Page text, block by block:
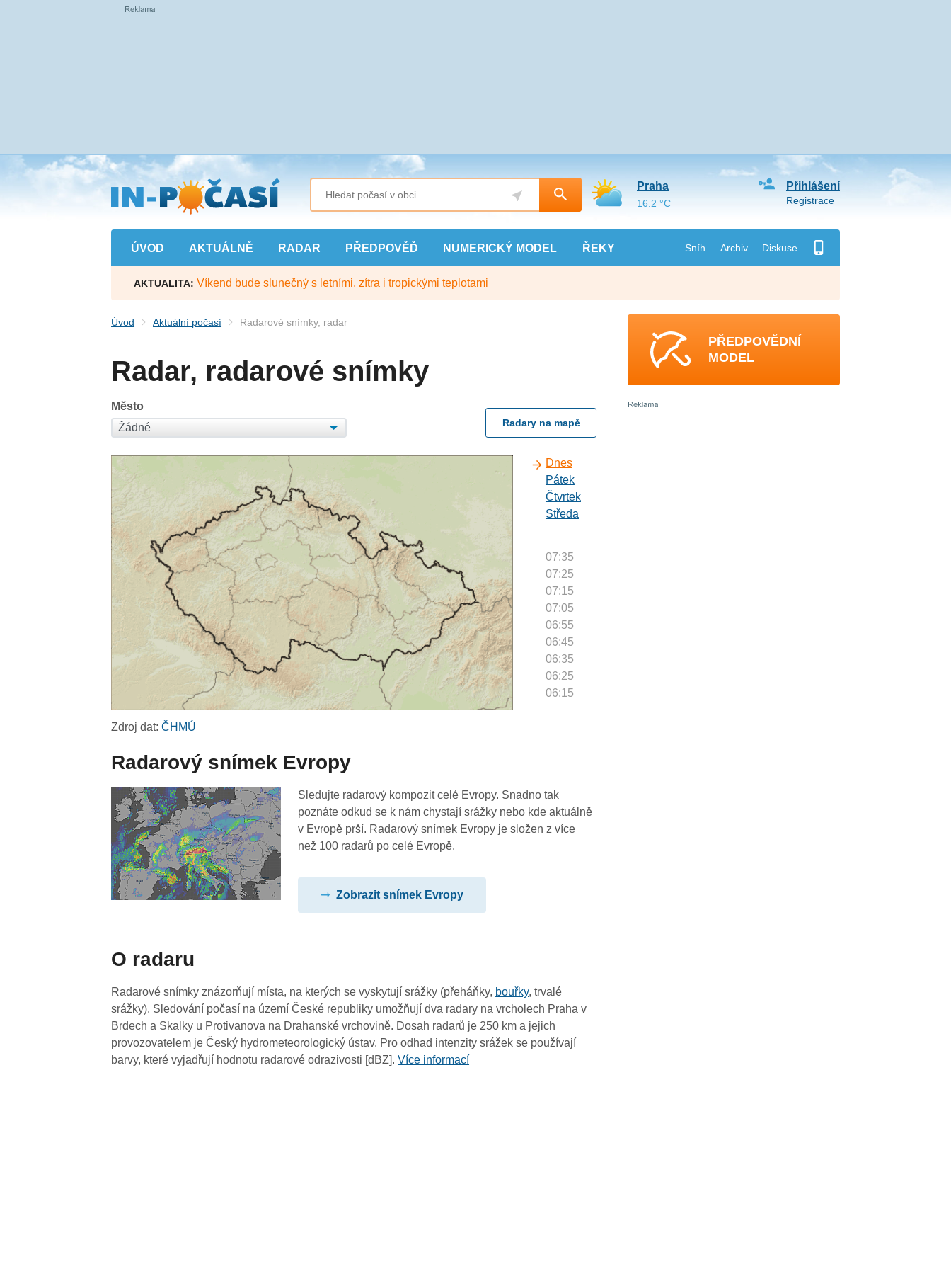
Přejít
na
hlavní
obsah
ÚVOD AKTUÁLNĚ RADAR PŘEDPOVĚĎ NUMERICKÝ MODEL ŘEKY Sníh Archiv Diskuse
Přihlášení
Registrace
Praha
16.2 °C
AKTUALITA: Víkend bude slunečný s letními, zítra i tropickými teplotami
Úvod Aktuální počasí Radarové snímky, radar
Radar, radarové snímky
Město
Radary na mapě
Dnes
Pátek
Čtvrtek
Středa
07:35
07:25
07:15
07:05
06:55
06:45
06:35
06:25
06:15
05:15
05:05
04:55
03:15
03:05
02:55
02:45
Zdroj dat:ČHMÚ
Radarový snímek Evropy
Sledujte radarový kompozit celé Evropy. Snadno tak
poznáte odkud se k nám chystají srážky nebo kde aktuálně
v Evropě prší. Radarový snímek Evropy je složen z více
než 100 radarů po celé Evropě.
Zobrazit snímek Evropy
O radaru
Radarové snímky znázorňují místa, na kterých se vyskytují srážky (přeháňky, bouřky, trvalé
srážky). Sledování počasí na území České republiky umožňují dva radary na vrcholech Praha v
Brdech a Skalky u Protivanova na Drahanské vrchovině. Dosah radarů je 250 km a jejich
provozovatelem je Český hydrometeorologický ústav. Pro odhad intenzity srážek se používají
barvy, které vyjadřují hodnotu radarové odrazivosti [dBZ].Více informací
PŘEDPOVĚDNÍ
MODEL